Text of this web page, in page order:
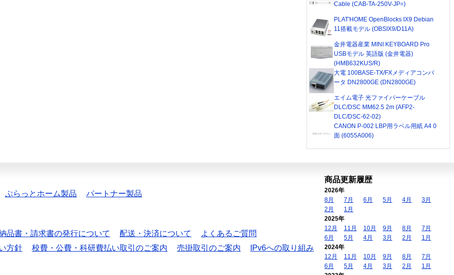
Cable (CAB-TA-250V-JP=)
PLAT'HOME OpenBlocks IX9 Debian
11搭載モデル (OBSIX9/D11A)
金井電器産業 MINI KEYBOARD Pro
USBモデル 英語版 (金井電器)
(HMB632KUS/R)
大電 100BASE-TX/FXメディアコンバ
ータ DN2800GE (DN2800GE)
エイム電子 光ファイバーケーブル
DLC/DSC MM62.5 2m (AFP2-
DLC/DSC-62-02)
CANON P-002 LBP用ラベル用紙 A4 0
面 (6055A006)
ぷらっとホーム製品 パートナー製品
品書・請求書の発行について 配送・決済について
よくあるご質問
方針 校費・公費・科研費払い取引のご案内 売掛取引のご案内
IPv6への取り組み
商品更新履歴
2026年
8月
7月 6月 5月 4月
3月
2月
1月
2025年
12月
11月 10月 9月 8月
7月
6月
5月 4月 3月 2月
1月
2024年
12月
11月 10月 9月 8月
7月
6月
5月 4月 3月 2月
1月